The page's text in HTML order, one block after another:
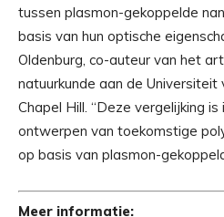
tussen plasmon-gekoppelde
basis van hun optische
Oldenburg, co-auteur van het
natuurkunde aan de Universiteit
Chapel Hill. “Deze vergelijking
ontwerpen van toekomstige
op basis van plasmon-
Meer informatie: